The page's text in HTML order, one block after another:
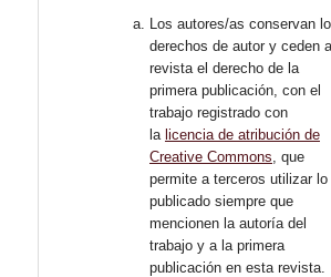
Los autores/as conservan
derechos de autor y ceden
revista el derecho de la
primera publicación, con el
trabajo registrado con
la licencia de atribución de
Creative Commons , que
permite a terceros utilizar lo
publicado siempre que
mencionen la autoría del
trabajo y a la primera
publicación en esta revista.